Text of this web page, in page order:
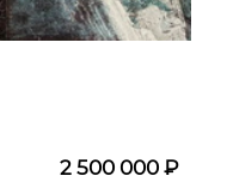
2 500 000 ₽